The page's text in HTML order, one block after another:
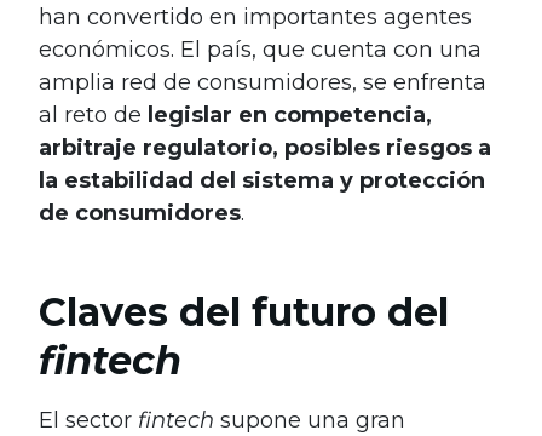
han convertido en importantes agentes
económicos. El país, que cuenta con una
amplia red de consumidores, se enfrenta
al reto de legislar en competencia,
arbitraje regulatorio, posibles riesgos a
la estabilidad del sistema y protección
de consumidores.
Claves del futuro del
fintech
El sector fintech supone una gran